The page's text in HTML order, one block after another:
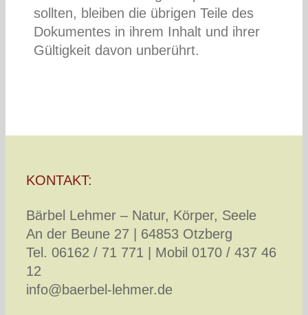
sollten, bleiben die übrigen Teile des
Dokumentes in ihrem Inhalt und ihrer
Gültigkeit davon unberührt.
KONTAKT:
Bärbel Lehmer – Natur, Körper, Seele
An der Beune 27 | 64853 Otzberg
Tel. 06162 / 71 771 | Mobil 0170 / 437 46
12
info@baerbel-lehmer.de